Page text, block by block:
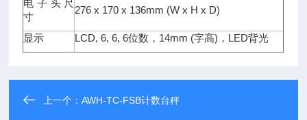
电子头尺
寸
276 x 170 x 136mm (W x H x D)
显示 LCD, 6, 6, 6位数，14mm (字高)，LED背光
上一个：AWH-TC-FSB计数台秤